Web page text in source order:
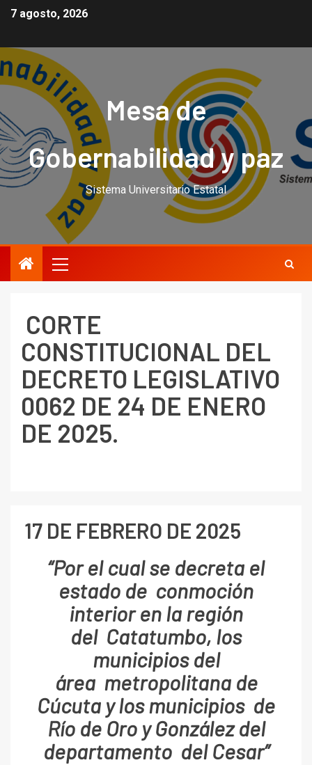
7 agosto, 2026
Mesa de
Gobernabilidad y paz
Sistema Universitario Estatal
CORTE
CONSTITUCIONAL DEL
DECRETO LEGISLATIVO
0062 DE 24 DE ENERO
DE 2025.
17 DE FEBRERO DE 2025
“Por el cual se decreta el
estado de conmoción
interior en la región
del Catatumbo, los
municipios del
área metropolitana de
Cúcuta y los municipios de
Río de Oro y González del
departamento del Cesar”